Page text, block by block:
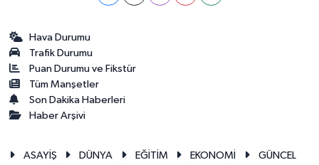
Hava Durumu
Trafik Durumu
Puan Durumu ve Fikstür
Tüm Manşetler
Son Dakika Haberleri
Haber Arşivi
ASAYİŞ DÜNYA EĞİTİM EKONOMİ
GÜNCEL